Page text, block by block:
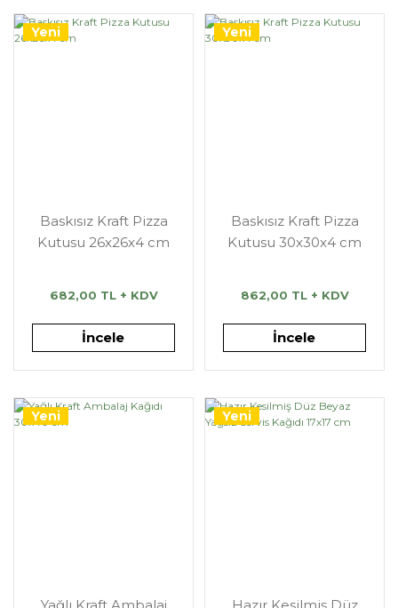
Yeni
Baskısız Kraft Pizza
Kutusu 26x26x4 cm
682,00 TL + KDV
İncele
Yeni
Baskısız Kraft Pizza
Kutusu 30x30x4 cm
862,00 TL + KDV
İncele
Yeni Yeni